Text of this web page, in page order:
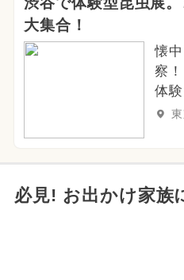
大集合！
懐
察
体験
必見! お出かけ家族